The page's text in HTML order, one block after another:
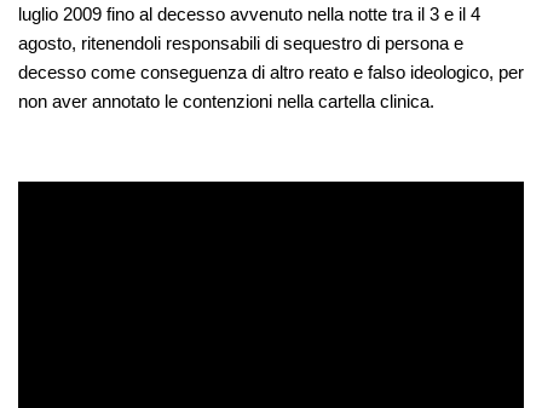
luglio 2009 fino al decesso avvenuto nella notte tra il 3 e il 4
agosto, ritenendoli responsabili di sequestro di persona e
decesso come conseguenza di altro reato e falso ideologico, per
non aver annotato le contenzioni nella cartella clinica.